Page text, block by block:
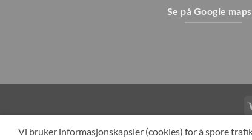
Se på Google maps
Vi bruker informasjonskapsler (cookies) for å spore